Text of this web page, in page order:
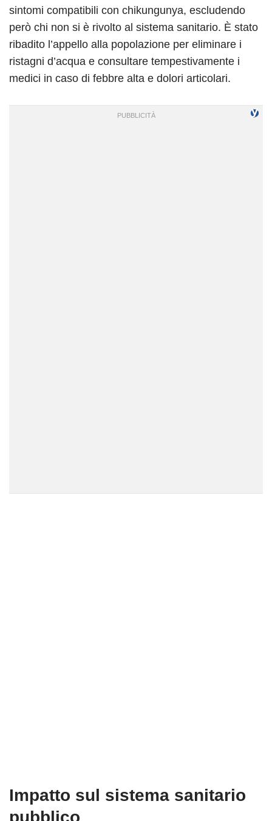
sintomi compatibili con chikungunya, escludendo
però chi non si è rivolto al sistema sanitario. È stato
ribadito l’appello alla popolazione per eliminare i
ristagni d’acqua e consultare tempestivamente i
medici in caso di febbre alta e dolori articolari.
Impatto sul sistema sanitario
pubblico